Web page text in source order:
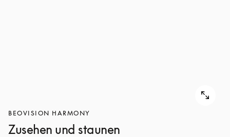
BEOVISION HARMONY
Zusehen und staunen